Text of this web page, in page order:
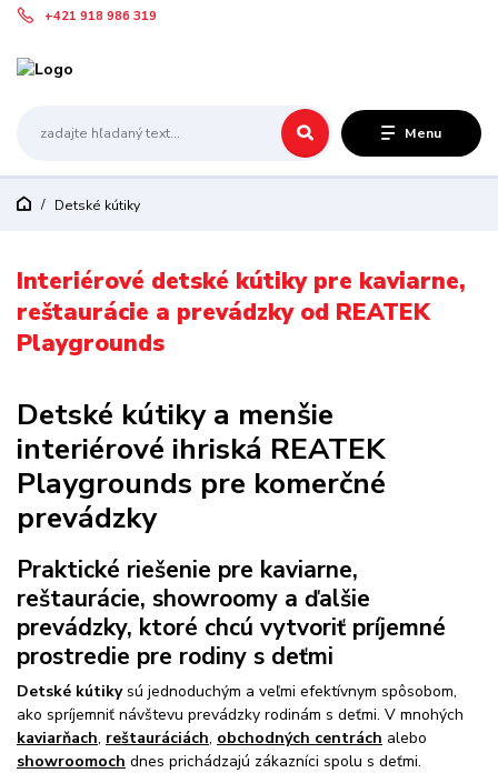
Menu
+421 918 986 319
Detské kútiky
Interiérové detské kútiky pre kaviarne,
reštaurácie a prevádzky od REATEK
Playgrounds
Detské kútiky a menšie
interiérové ihriská REATEK
Playgrounds pre komerčné
prevádzky
Praktické riešenie pre kaviarne,
reštaurácie, showroomy a ďalšie
prevádzky, ktoré chcú vytvoriť príjemné
prostredie pre rodiny s deťmi
Detské kútikysú jednoduchým a veľmi efektívnym spôsobom,
ako spríjemniť návštevu prevádzky rodinám s deťmi. V mnohých
kaviarňach, reštauráciách, obchodných centrách alebo
showroomoch dnes prichádzajú zákazníci spolu s deťmi.